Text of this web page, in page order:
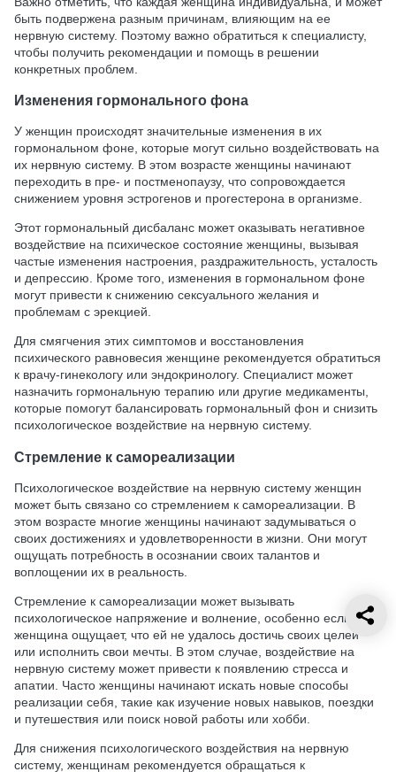
быть подвержена разным причинам, влияющим на ее
нервную систему. Поэтому важно обратиться к специалисту,
чтобы получить рекомендации и помощь в решении
конкретных проблем.
Изменения гормонального фона
У женщин происходят значительные изменения в их
гормональном фоне, которые могут сильно воздействовать на
их нервную систему. В этом возрасте женщины начинают
переходить в пре- и постменопаузу, что сопровождается
снижением уровня эстрогенов и прогестерона в организме.
Этот гормональный дисбаланс может оказывать негативное
воздействие на психическое состояние женщины, вызывая
частые изменения настроения, раздражительность, усталость
и депрессию. Кроме того, изменения в гормональном фоне
могут привести к снижению сексуального желания и
проблемам с эрекцией.
Для смягчения этих симптомов и восстановления
психического равновесия женщине рекомендуется обратиться
к врачу-гинекологу или эндокринологу. Специалист может
назначить гормональную терапию или другие медикаменты,
которые помогут балансировать гормональный фон и снизить
психологическое воздействие на нервную систему.
Стремление к самореализации
Психологическое воздействие на нервную систему женщин
может быть связано со стремлением к самореализации. В
этом возрасте многие женщины начинают задумываться о
своих достижениях и удовлетворенности в жизни. Они могут
ощущать потребность в осознании своих талантов и
воплощении их в реальность.
Стремление к самореализации может вызывать
психологическое напряжение и волнение, особенно если
женщина ощущает, что ей не удалось достичь своих целей
или исполнить свои мечты. В этом случае, воздействие на
нервную систему может привести к появлению стресса и
апатии. Часто женщины начинают искать новые способы
реализации себя, такие как изучение новых навыков, поездки
и путешествия или поиск новой работы или хобби.
Для снижения психологического воздействия на нервную
систему, женщинам рекомендуется обращаться к